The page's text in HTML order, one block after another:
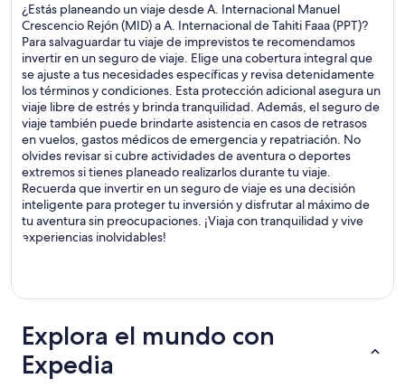
¿Estás planeando un viaje desde A. Internacional Manuel
Crescencio Rejón (MID) a A. Internacional de Tahiti Faaa (PPT)?
Para salvaguardar tu viaje de imprevistos te recomendamos
invertir en un seguro de viaje. Elige una cobertura integral que
se ajuste a tus necesidades específicas y revisa detenidamente
los términos y condiciones. Esta protección adicional asegura un
viaje libre de estrés y brinda tranquilidad. Además, el seguro de
viaje también puede brindarte asistencia en casos de retrasos
en vuelos, gastos médicos de emergencia y repatriación. No
olvides revisar si cubre actividades de aventura o deportes
extremos si tienes planeado realizarlos durante tu viaje.
Recuerda que invertir en un seguro de viaje es una decisión
inteligente para proteger tu inversión y disfrutar al máximo de
tu aventura sin preocupaciones. ¡Viaja con tranquilidad y vive
experiencias inolvidables!
Explora el mundo con
Expedia